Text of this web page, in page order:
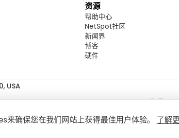
资源
帮助中心
NetSpot社区
新闻界
博客
硬件
USA
NetSpot Pro © 是
Etwok Inc ©
来确保您在我们网站上获得最佳用户体验。 了解